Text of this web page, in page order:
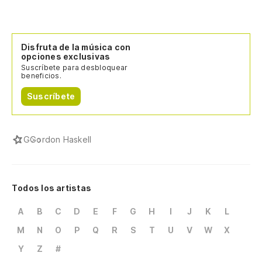
Disfruta de la música con
opciones exclusivas
Suscríbete para desbloquear
beneficios.
Suscríbete
GGordon Haskell
Todos los artistas
A B C D E F G H I J K
L
M
N O P Q R S T U V W
X
Y
Z #